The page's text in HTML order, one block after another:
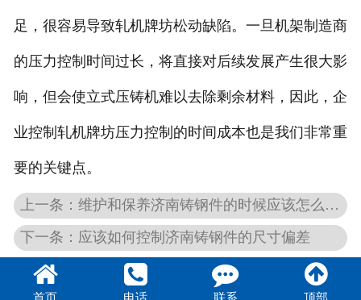
足，很容易导致轧机牌坊松动缺陷。一旦机架制造商
的压力控制时间过长，将直接对后续发展产生很大影
响，但会使立式压铸机难以去除剩余材料，因此，企
业控制轧机牌坊压力控制的时间成本也是我们非常重
要的关键点。
上一条：维护和保养济南铸钢件的时候应该怎么做？
下一条：应该如何控制济南铸钢件的尺寸偏差